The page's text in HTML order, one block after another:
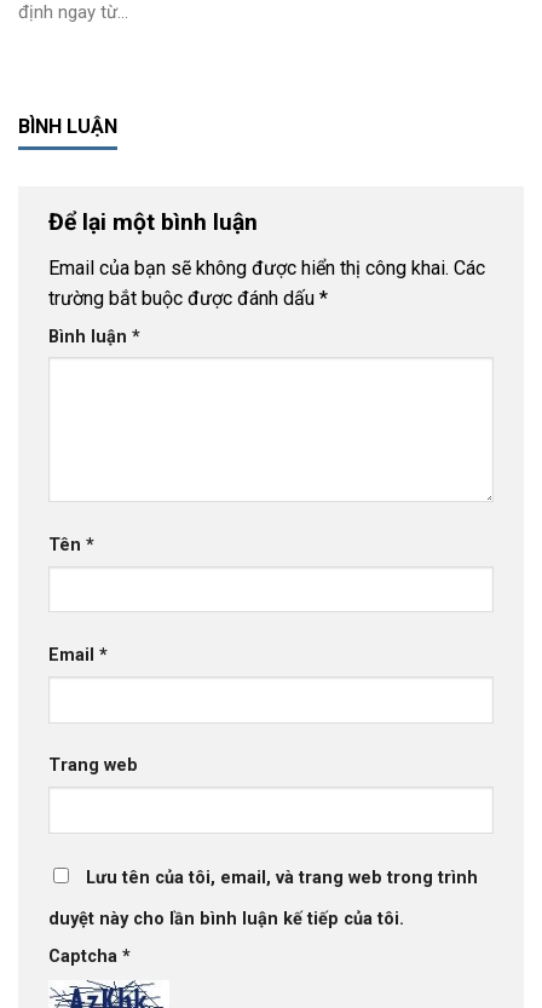
định ngay từ...
BÌNH LUẬN
Để lại một bình luận
Email của bạn sẽ không được hiển thị công khai. Các
trường bắt buộc được đánh dấu *
Bình luận *
Tên *
Email *
Trang web
Lưu tên của tôi, email, và trang web trong trình
duyệt này cho lần bình luận kế tiếp của tôi.
Captcha *